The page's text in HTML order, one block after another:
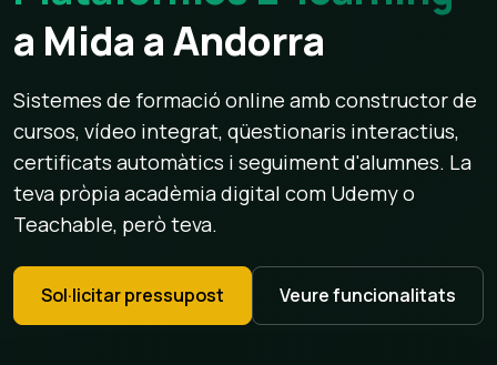
a Mida a Andorra
Sistemes de formació online amb constructor de
cursos, vídeo integrat, qüestionaris interactius,
certificats automàtics i seguiment d'alumnes. La
teva pròpia acadèmia digital com Udemy o
Teachable, però teva.
Sol·licitar pressupost Veure funcionalitats